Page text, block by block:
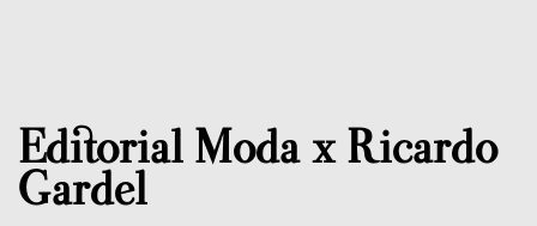
Editorial Moda x Ricardo
Gardel